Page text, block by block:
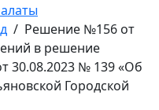
/ Решение №156 от
в решение
30.08.2023 № 139 «Об
Городской